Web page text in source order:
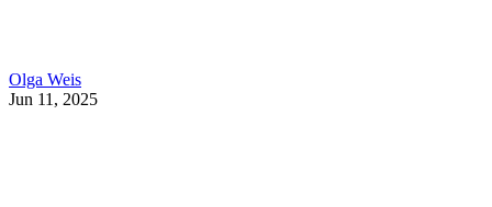
Olga Weis
Jun 11, 2025